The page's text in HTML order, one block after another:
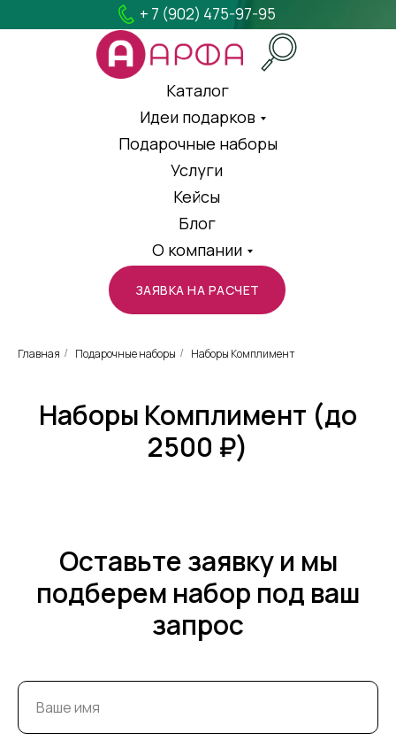
Каталог
Идеи подарков
Подарочные наборы
Кейсы
Блог
Услуги
О компании
+ 7 (902) 475-97-95
ЗАЯВКА НА РАСЧЕТ
Главная / Подарочные наборы / Наборы Комплимент
Наборы Комплимент (до
2500 ₽)
Оставьте заявку и мы
подберем набор под ваш
запрос